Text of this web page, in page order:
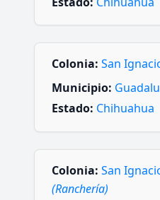
Colonia: San
Municipio:
Estado: Chihuahua
Colonia: San
(Ranchería)